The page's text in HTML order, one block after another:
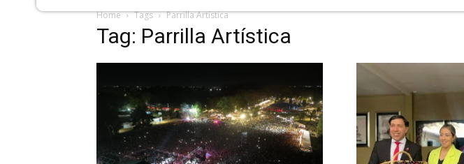
Home Tags Parrilla Artística
Tag: Parrilla Artística